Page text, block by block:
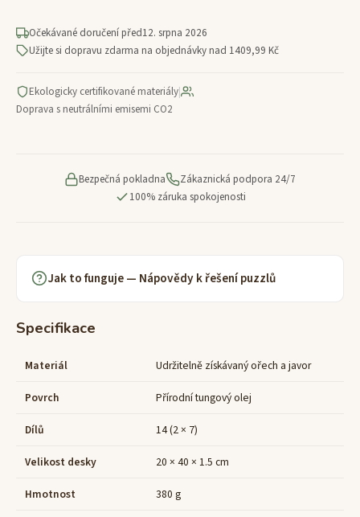
Očekávané doručení před12. srpna 2026
Užijte si dopravu zdarma na objednávky nad 1409,99 Kč
Ekologicky certifikované materiály|
Doprava s neutrálními emisemi CO2
Bezpečná pokladna
Zákaznická podpora 24/7
100% záruka spokojenosti
Jak to funguje — Nápovědy k řešení puzzlů
Specifikace
Materiál Udržitelně získávaný ořech a javor
Povrch Přírodní tungový olej
Dílů 14 (2 × 7)
Velikost desky 20 × 40 × 1.5 cm
Hmotnost 380 g